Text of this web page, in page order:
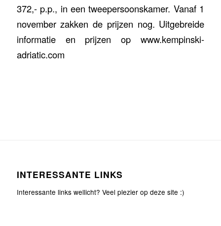
372,- p.p., in een tweepersoonskamer. Vanaf 1
november zakken de prijzen nog. Uitgebreide
informatie en prijzen op www.kempinski-
adriatic.com
INTERESSANTE LINKS
Interessante links wellicht? Veel plezier op deze site :)